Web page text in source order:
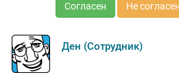
Согласен Не согласен
Ден (Сотрудник)